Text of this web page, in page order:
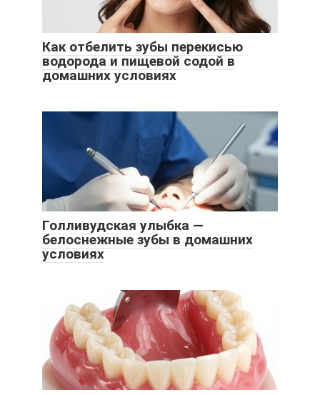
Как отбелить зубы перекисью
водорода и пищевой содой в
домашних условиях
Голливудская улыбка —
белоснежные зубы в домашних
условиях